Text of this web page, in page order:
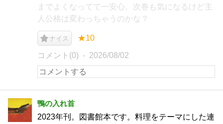
までよくなってて一安心。次巻も気になるけど主
人公格は変わっちゃうのかな？
ナイス ★10
コメント(0) 2026/08/02
鴨の入れ首
2023年刊。図書館本です。料理をテーマにした連